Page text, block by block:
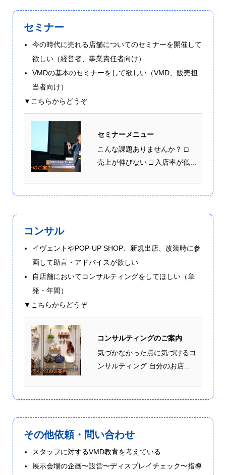
セミナー
今の時代に売れる店舗についてのセミナーを開催して
欲しい（経営者、事業責任者向け）
VMDの基本のセミナーをして欲しい（VMD、販売担
当者向け）
▼こちらからどうぞ
セミナーメニュー
こんな課題ありませんか？ □
売上が伸びない □ 入店率が低...
コンサル
イヴェントやPOP-UP SHOP、新規出店、改装時に参
画して助言・アドバイスが欲しい
自店舗においてコンサルティングをしてほしい（単
発・年間）
▼こちらからどうぞ
コンサルティングのご案内
気づかなかった点に気づけるコ
ンサルティング 自分のお店...
その他依頼・問い合わせ
スタッフに対するVMD教育を考えている
展示会場の企画〜設営〜ディスプレイチェック〜指導